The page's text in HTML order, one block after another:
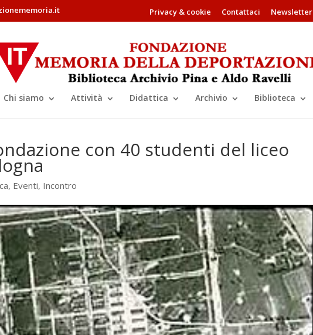
Privacy & cookie Contattaci Newsletter
Chi siamo Attività Didattica Archivio Biblioteca
con 40 studenti del liceo
, Eventi, Incontro